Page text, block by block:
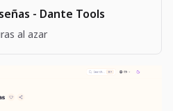
- Dante Tools
al azar